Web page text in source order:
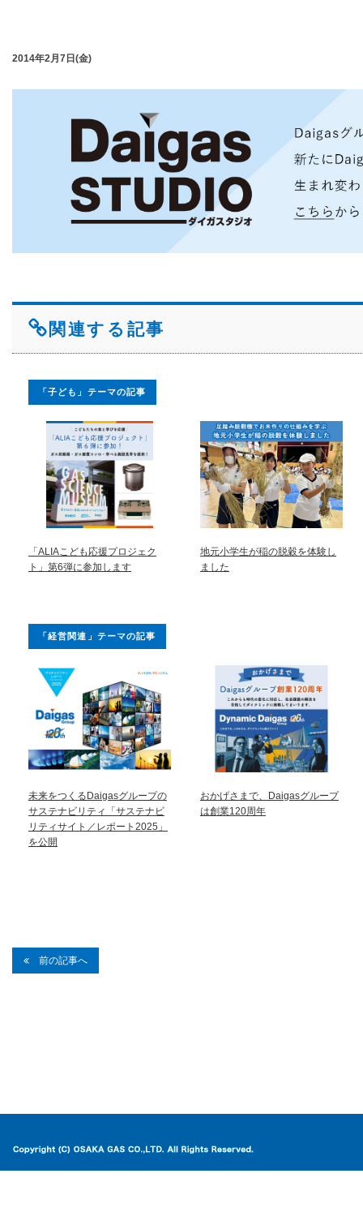
2014年2月7日(金)
関連する記事
「子ども」テーマの記事
「ALIAこども応援プロジェク
ト」第6弾に参加します
地元小学生が稲の脱穀を体験し
ました
「経営関連」テーマの記事
未来をつくるDaigasグループの
サステナビリティ「サステナビ
リティサイト／レポート2025」
を公開
おかげさまで、Daigasグループ
は創業120周年
前の記事へ